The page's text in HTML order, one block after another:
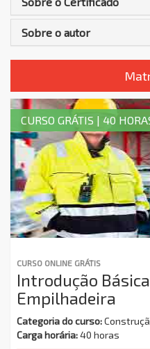
Sobre o autor
CURSO ONLINE GRÁTIS
Introdução
Empilhadeira
Categoria do curso:
Carga horária:40 horas
CURSO GRÁTIS | 40